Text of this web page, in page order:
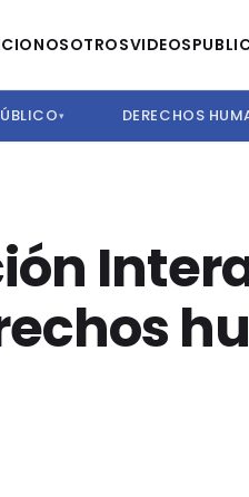
NOSOTROSVIDEOS
▾ DERECHOS